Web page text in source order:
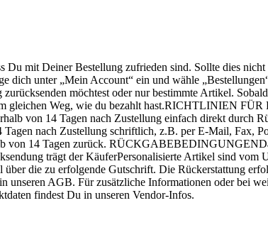
Deiner Bestellung zufrieden sind. Sollte dies nicht
dich unter „Mein Account“ ein und wähle
möchtest oder nur bestimmte Artikel.
gleichen Weg, wie du bezahlt hast.RICHTLINIEN
von 14 Tagen nach Zustellung einfach direkt
nach Zustellung schriftlich, z.B. per E-Mail, Fax,
von 14 Tagen zurück.
trägt der KäuferPersonalisierte Artikel sind
die zu erfolgende Gutschrift. Die Rückerstattung
AGB. Für zusätzliche Informationen oder bei
findest Du in unseren Vendor-Infos.